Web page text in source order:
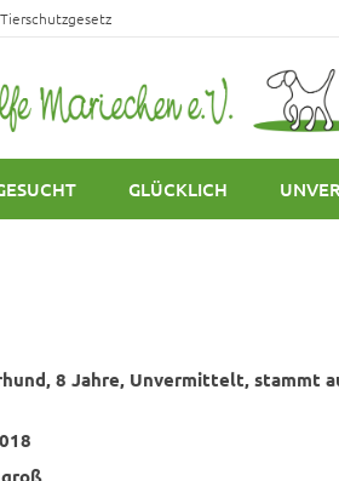
GLÜCKLICH
8 Jahre, Unvermittelt, stammt
groß